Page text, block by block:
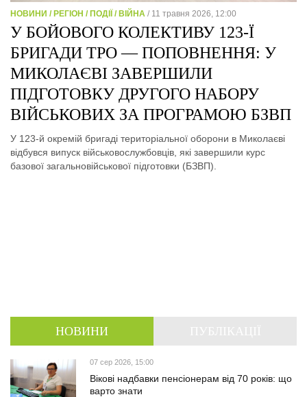
НОВИНИ / РЕГІОН / ПОДІЇ / ВІЙНА / 11 травня 2026, 12:00
У БОЙОВОГО КОЛЕКТИВУ 123-Ї
БРИГАДИ ТРО — ПОПОВНЕННЯ: У
МИКОЛАЄВІ ЗАВЕРШИЛИ
ПІДГОТОВКУ ДРУГОГО НАБОРУ
ВІЙСЬКОВИХ ЗА ПРОГРАМОЮ БЗВП
У 123-й окремій бригаді територіальної оборони в Миколаєві
відбувся випуск військовослужбовців, які завершили курс
базової загальновійськової підготовки (БЗВП).
НОВИНИ
07 сер 2026, 15:00
Вікові надбавки пенсіонерам від 70 років: що
варто знати